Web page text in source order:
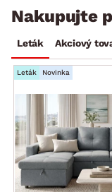
Nakupujte
Leták Akciový
Leták Novinka